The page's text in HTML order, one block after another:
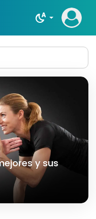
night_sight_auto
y sus